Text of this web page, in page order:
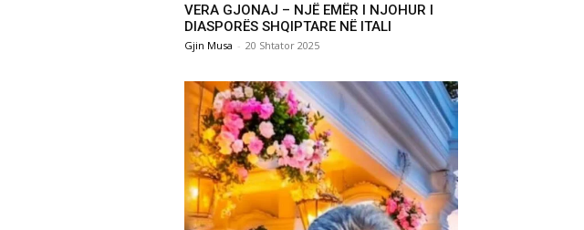
VERA GJONAJ – NJË EMËR I NJOHUR I
DIASPORËS SHQIPTARE NË ITALI
Gjin Musa - 20 Shtator 2025